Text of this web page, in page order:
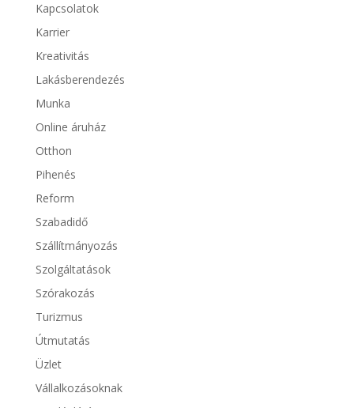
Kapcsolatok
Karrier
Kreativitás
Lakásberendezés
Munka
Online áruház
Otthon
Pihenés
Reform
Szabadidő
Szállítmányozás
Szolgáltatások
Szórakozás
Turizmus
Útmutatás
Üzlet
Vállalkozásoknak